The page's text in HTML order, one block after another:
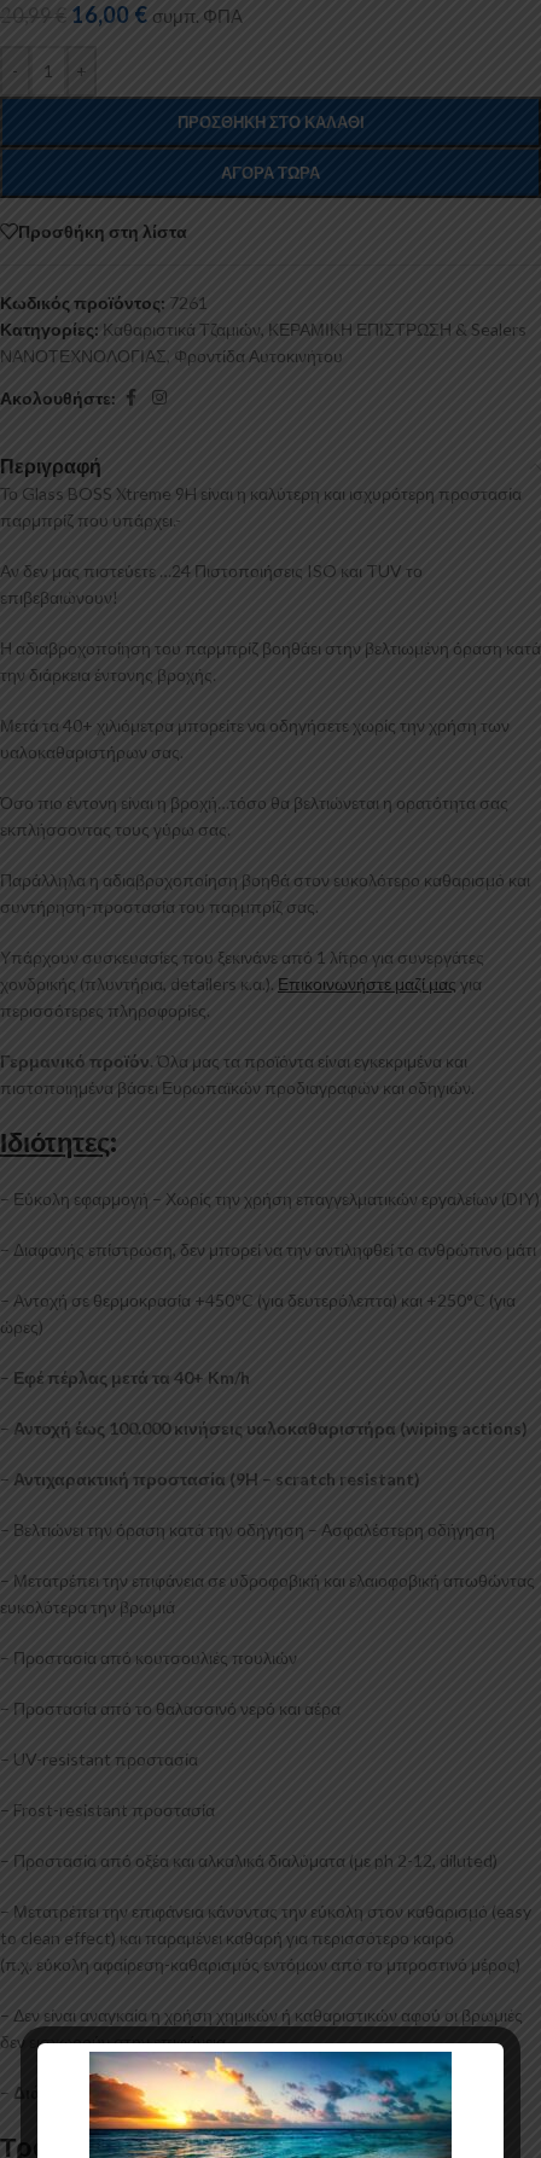
20,99 € 16,00 € συμπ. ΦΠΑ
- +
ΠΡΟΣΘΉΚΗ ΣΤΟ ΚΑΛΆΘΙ
ΑΓΟΡΆ ΤΏΡΑ
Προσθήκη στη λίστα
Κωδικός προϊόντος: 7261
Κατηγορίες: Καθαριστικά Τζαμιών, ΚΕΡΑΜΙΚΗ ΕΠΙΣΤΡΩΣΗ & Sealers
ΝΑΝΟΤΕΧΝΟΛΟΓΙΑΣ Φροντίδα Αυτοκινήτου
Ακολουθήστε:
Περιγραφή
Το Glass BOSS Xtreme 9H είναι η καλύτερη και ισχυρότερη προστασία
παρμπρίζ που υπάρχει.-
Αν δεν μας πιστεύετε …24 Πιστοποιήσεις ISO και TUV το
επιβεβαιώνουν!
Η αδιαβροχοποίηση του παρμπρίζ βοηθάει στην βελτιωμένη όραση κατά
την διάρκεια έντονης βροχής.
Μετά τα 40+ χιλιόμετρα μπορείτε να οδηγήσετε χωρίς την χρήση των
υαλοκαθαριστήρων σας.
Όσο πιο έντονη είναι η βροχή…τόσο θα βελτιώνεται η ορατότητα σας
εκπλήσσοντας τους γύρω σας.
Παράλληλα η αδιαβροχοποίηση βοηθά στον ευκολότερο καθαρισμό και
συντήρηση-προστασία του παρμπρίζ σας.
Υπάρχουν συσκευασίες που ξεκινάνε από 1 λίτρο για συνεργάτες
χονδρικής (πλυντήρια, detailers κ.α.). Επικοινωνήστε μαζί μας για
περισσότερες πληροφορίες.
Γερμανικό προϊόν. Όλα μας τα προϊόντα είναι εγκεκριμένα και
πιστοποιημένα βάσει Ευρωπαϊκών προδιαγραφών και οδηγιών.
Ιδιότητες:
– Εύκολη εφαρμογή – Χωρίς την χρήση επαγγελματικών εργαλείων (DIY)
– Διαφανής επίστρωση, δεν μπορεί να την αντιληφθεί το ανθρώπινο μάτι
– Αντοχή σε θερμοκρασία +450°C (για δευτερόλεπτα) και +250°C (για
ώρες)
– Εφέ πέρλας μετά τα 40+ Km/h
– Αντοχή έως 100.000 κινήσεις υαλοκαθαριστήρα (wiping actions)
– Αντιχαρακτική προστασία (9H – scratch resistant)
– Βελτιώνει την όραση κατά την οδήγηση – Ασφαλέστερη οδήγηση
– Μετατρέπει την επιφάνεια σε υδροφοβική και ελαιοφοβική απωθώντας
ευκολότερα την βρωμιά
– Προστασία από κουτσουλιές πουλιών
– Προστασία από το θαλασσινό νερό και αέρα
– UV-resistant προστασία
– Frost-resistant προστασία
– Προστασία από οξέα και αλκαλικά διαλύματα (με ph 2-12, diluted)
– Μετατρέπει την επιφάνεια κάνοντας την εύκολη στον καθαρισμό (easy
to clean effect) και παραμένει καθαρή για περισσότερο καιρό
(π.χ. εύκολη αφαίρεση-καθαρισμός εντόμων από το μπροστινό μέρος)
– Δεν είναι αναγκαία η χρήση χημικών ή καθαριστικών αφού οι βρωμιές
δεν εισχωρούν στην επιφάνεια
– Διάρκεια:1 έτος
Τρόπος εφαρμογής: